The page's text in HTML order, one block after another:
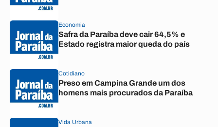
Economia
Safra da Paraíba deve cair 64,5% e
Estado registra maior queda do país
Cotidiano
Preso em Campina Grande um dos
homens mais procurados da Paraíba
Vida Urbana